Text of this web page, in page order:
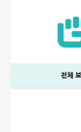
전체 보
무
2023-